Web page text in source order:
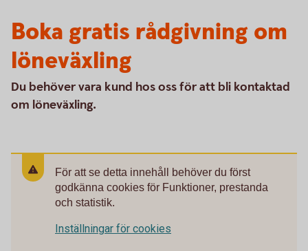
Boka gratis rådgivning om
löneväxling
Du behöver vara kund hos oss för att bli kontaktad
om löneväxling.
För att se detta innehåll behöver du först
godkänna cookies för Funktioner, prestanda
och statistik.
Inställningar för cookies